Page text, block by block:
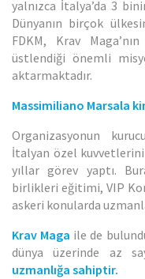
yalnızca İtalya’da 3
Dünyanın birçok
FDKM, Krav
üstlendiği önemli
aktarmaktadır.
Massimiliano Marsala
Organizasyonun
İtalyan özel
yıllar görev yaptı.
birlikleri eğitimi, VIP
askeri konularda
Krav Maga ile de
dünya üzerinde az
uzmanlığa sahiptir.